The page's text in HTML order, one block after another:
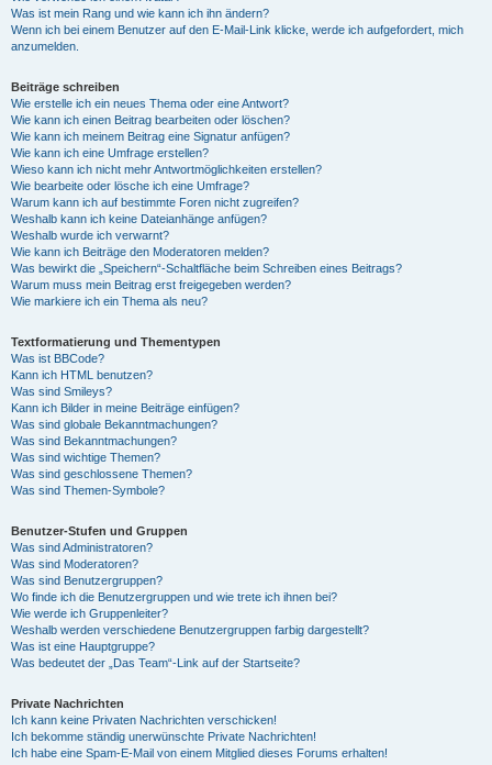
Was ist mein Rang und wie kann ich ihn ändern?
Wenn ich bei einem Benutzer auf den E-Mail-Link klicke, werde ich aufgefordert, mich
anzumelden.
Beiträge schreiben
Wie erstelle ich ein neues Thema oder eine Antwort?
Wie kann ich einen Beitrag bearbeiten oder löschen?
Wie kann ich meinem Beitrag eine Signatur anfügen?
Wie kann ich eine Umfrage erstellen?
Wieso kann ich nicht mehr Antwortmöglichkeiten erstellen?
Wie bearbeite oder lösche ich eine Umfrage?
Warum kann ich auf bestimmte Foren nicht zugreifen?
Weshalb kann ich keine Dateianhänge anfügen?
Weshalb wurde ich verwarnt?
Wie kann ich Beiträge den Moderatoren melden?
Was bewirkt die „Speichern“-Schaltfläche beim Schreiben eines Beitrags?
Warum muss mein Beitrag erst freigegeben werden?
Wie markiere ich ein Thema als neu?
Textformatierung und Thementypen
Was ist BBCode?
Kann ich HTML benutzen?
Was sind Smileys?
Kann ich Bilder in meine Beiträge einfügen?
Was sind globale Bekanntmachungen?
Was sind Bekanntmachungen?
Was sind wichtige Themen?
Was sind geschlossene Themen?
Was sind Themen-Symbole?
Benutzer-Stufen und Gruppen
Was sind Administratoren?
Was sind Moderatoren?
Was sind Benutzergruppen?
Wo finde ich die Benutzergruppen und wie trete ich ihnen bei?
Wie werde ich Gruppenleiter?
Weshalb werden verschiedene Benutzergruppen farbig dargestellt?
Was ist eine Hauptgruppe?
Was bedeutet der „Das Team“-Link auf der Startseite?
Private Nachrichten
Ich kann keine Privaten Nachrichten verschicken!
Ich bekomme ständig unerwünschte Private Nachrichten!
Ich habe eine Spam-E-Mail von einem Mitglied dieses Forums erhalten!